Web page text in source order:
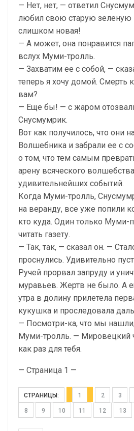
— Нет, нет, — ответил
любил свою старую
слишком новая!
— А может, она понравится
вслух Муми-тролль.
— Захватим ее с собой, —
теперь я хочу домой. Смерть
вам?
— Еще бы! — с жаром
Снусмумрик.
Вот как получилось, что они
Волшебника и забрали ее с
о том, что тем самым
арену всяческого
удивительнейших событий.
Когда Муми-тролль,
на веранду, все уже попили
кто куда. Один только Муми-
читать газету.
— Так, так, — сказал он. —
проснулись. Удивительно
Ручей прорвал запруду и
муравьев. Жертв не было. А
утра в долину прилетела
кукушка и проследовала
— Посмотри-ка, что мы
Муми-тролль. — Мировецкий
как раз для тебя.
— Страница 1 —
СТРАНИЦЫ: 1 2 3
8 9 10 11 12 13